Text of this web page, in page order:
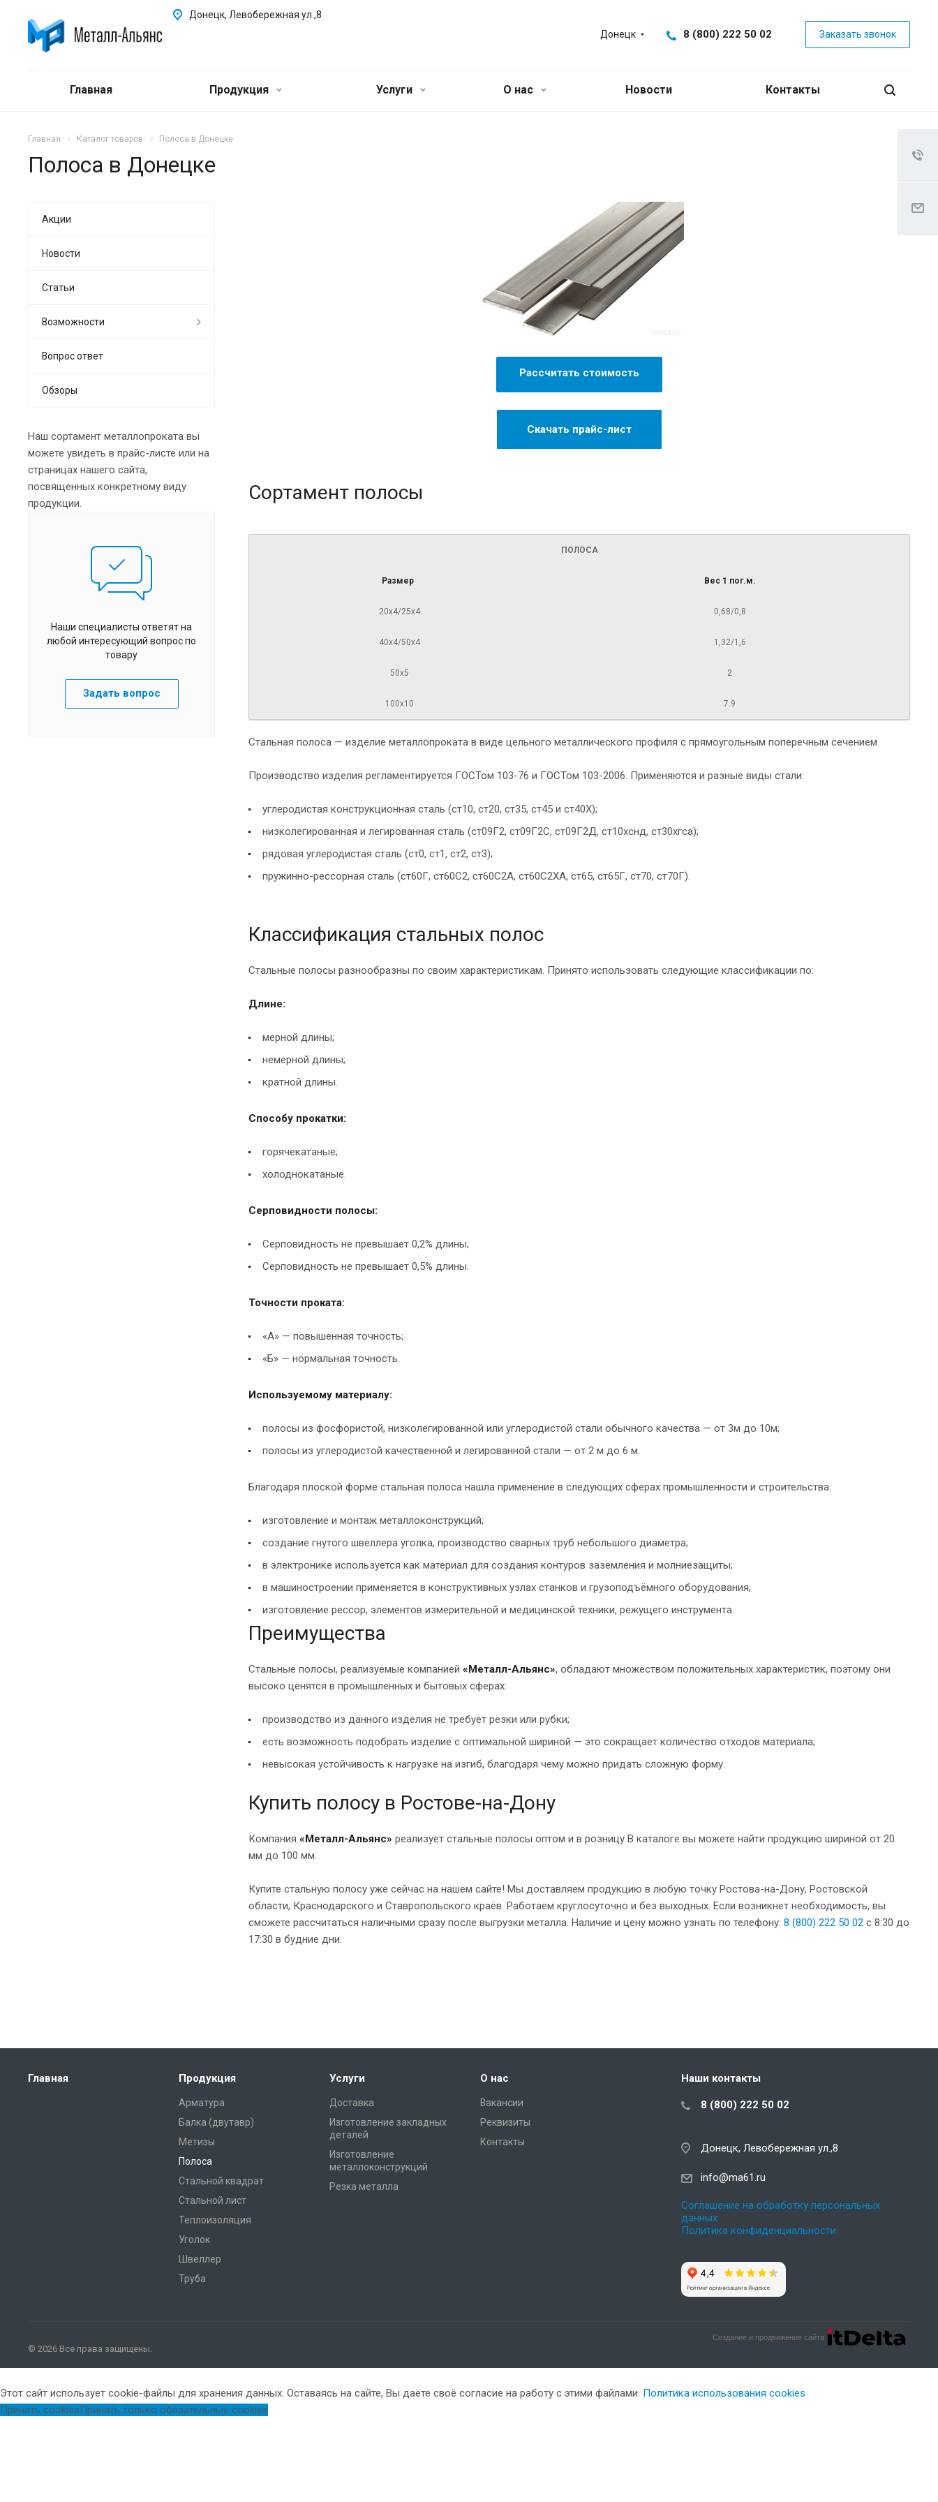
Донецк 8 (800) 222 50 02 Заказать звонок
Донецк, Левобережная ул.,8
Главная Продукция Услуги О нас Новости Контакты
Главная Каталог товаров Полоса в Донецке
Полоса в Донецке
Рассчитать стоимость
Скачать прайс-лист
Сортамент полосы
ПОЛОСА
Размер Вес 1 пог.м.
20х4/25х4 0,68/0,8
40х4/50х4 1,32/1,6
50х5 2
100х10 7.9
Стальная полоса — изделие металлопроката в виде цельного металлического профиля с прямоугольным поперечным сечением.
Производство изделия регламентируется ГОСТом 103-76 и ГОСТом 103-2006. Применяются и разные виды стали:
углеродистая конструкционная сталь (ст10, ст20, ст35, ст45 и ст40Х);
низколегированная и легированная сталь (ст09Г2, ст09Г2С, ст09Г2Д, ст10хснд, ст30хгса);
рядовая углеродистая сталь (ст0, ст1, ст2, ст3);
пружинно-рессорная сталь (ст60Г, ст60С2, ст60С2А, ст60С2ХА, ст65, ст65Г, ст70, ст70Г).
Классификация стальных полос
Стальные полосы разнообразны по своим характеристикам. Принято использовать следующие классификации по:
Длине:
мерной длины;
немерной длины;
кратной длины.
Способу прокатки:
горячекатаные;
холоднокатаные.
Серповидности полосы:
Серповидность не превышает 0,2% длины;
Серповидность не превышает 0,5% длины.
Точности проката:
«А» — повышенная точность;
«Б» — нормальная точность.
Используемому материалу:
полосы из фосфористой, низколегированной или углеродистой стали обычного качества — от 3м до 10м;
полосы из углеродистой качественной и легированной стали — от 2 м до 6 м.
Благодаря плоской форме стальная полоса нашла применение в следующих сферах промышленности и строительства:
изготовление и монтаж металлоконструкций;
создание гнутого швеллера уголка, производство сварных труб небольшого диаметра;
в электронике используется как материал для создания контуров заземления и молниезащиты;
в машиностроении применяется в конструктивных узлах станков и грузоподъёмного оборудования;
изготовление рессор, элементов измерительной и медицинской техники, режущего инструмента.
Преимущества
Стальные полосы, реализуемые компанией «Металл-Альянс», обладают множеством положительных характеристик, поэтому они
высоко ценятся в промышленных и бытовых сферах:
производство из данного изделия не требует резки или рубки;
есть возможность подобрать изделие с оптимальной шириной — это сокращает количество отходов материала;
невысокая устойчивость к нагрузке на изгиб, благодаря чему можно придать сложную форму.
Купить полосу в Ростове-на-Дону
Компания «Металл-Альянс» реализует стальные полосы оптом и в розницу В каталоге вы можете найти продукцию шириной от 20
мм до 100 мм.
Купите стальную полосу уже сейчас на нашем сайте! Мы доставляем продукцию в любую точку Ростова-на-Дону, Ростовской
области, Краснодарского и Ставропольского краёв. Работаем круглосуточно и без выходных. Если возникнет необходимость, вы
сможете рассчитаться наличными сразу после выгрузки металла. Наличие и цену можно узнать по телефону: 8 (800) 222 50 02 с 8:30 до
17:30 в будние дни.
Акции
Новости
Статьи
Возможности
Вопрос ответ
Обзоры
Наш сортамент металлопроката вы
можете увидеть в прайс-листе или на
страницах нашего сайта,
посвященных конкретному виду
продукции.
Наши специалисты ответят на
любой интересующий вопрос по
товару
Задать вопрос
Главная Продукция
Арматура
Балка (двутавр)
Метизы
Полоса
Стальной квадрат
Стальной лист
Теплоизоляция
Уголок
Швеллер
Труба
Услуги
Доставка
Изготовление закладных
деталей
Изготовление
металлоконструкций
Резка металла
О нас
Вакансии
Реквизиты
Контакты
Наши контакты
8 (800) 222 50 02
Донецк, Левобережная ул.,8
info@ma61.ru
Соглашение на обработку персональных
данных
Политика конфиденциальности
© 2026 Все права защищены.
Создание и продвижение сайта
Этот сайт использует cookie-файлы для хранения данных. Оставаясь на сайте, Вы даёте своё согласие на работу с этими файлами. Политика использования cookies
Принять cookiesПринять только обязательные cookies